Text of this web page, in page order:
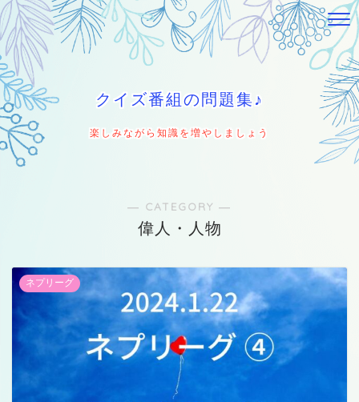
クイズ番組の問題集♪
楽しみながら知識を増やしましょう
― CATEGORY ―
偉人・人物
ネプリーグ